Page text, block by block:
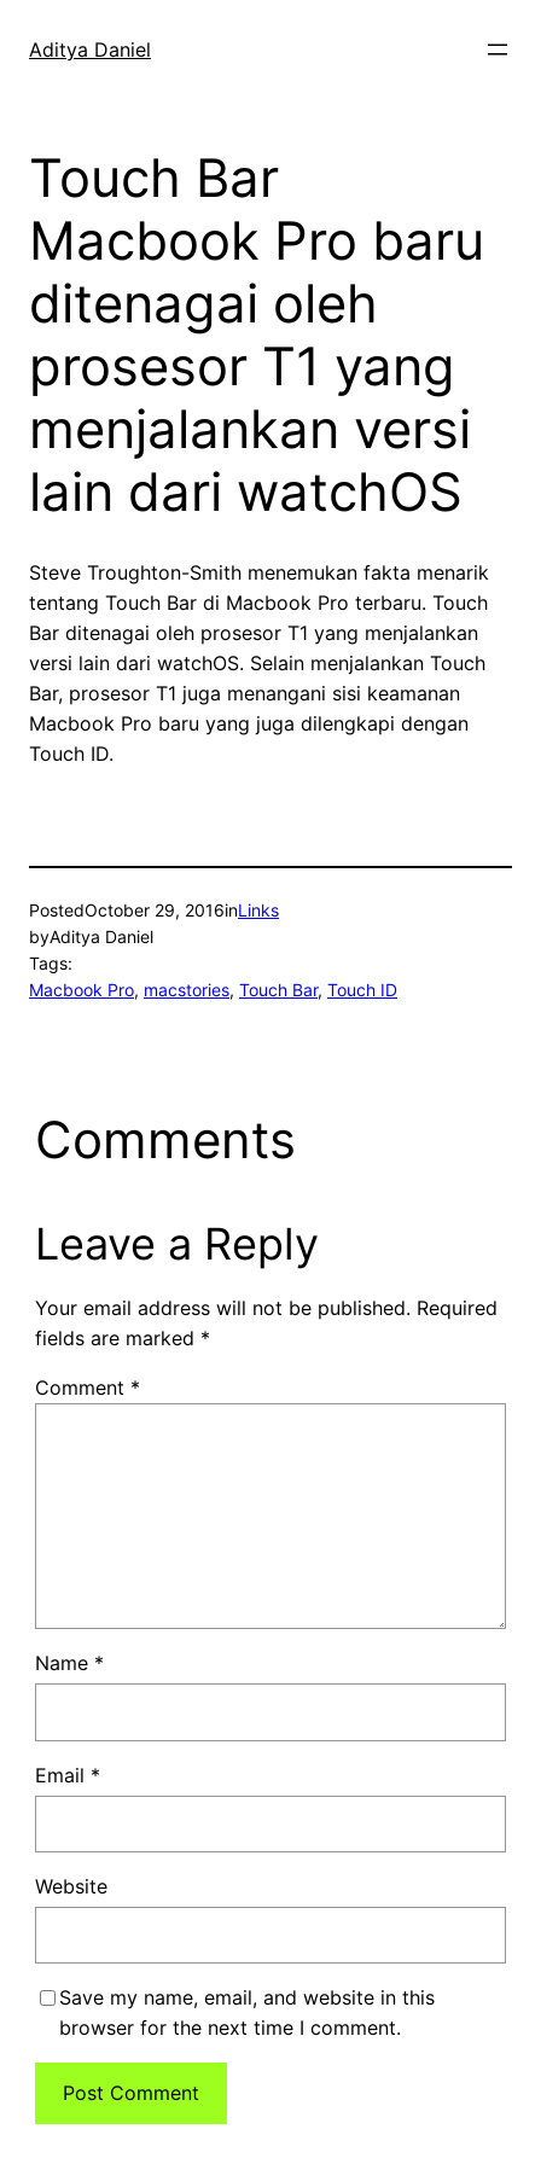
Aditya Daniel
Touch Bar
Macbook Pro baru
ditenagai oleh
prosesor T1 yang
menjalankan versi
lain dari watchOS
Steve Troughton-Smith menemukan fakta menarik
tentang Touch Bar di Macbook Pro terbaru. Touch
Bar ditenagai oleh prosesor T1 yang menjalankan
versi lain dari watchOS. Selain menjalankan Touch
Bar, prosesor T1 juga menangani sisi keamanan
Macbook Pro baru yang juga dilengkapi dengan
Touch ID.
PostedOctober 29, 2016inLinks
byAditya Daniel
Tags:
Macbook Pro, macstories, Touch Bar, Touch ID
Comments
Leave a Reply
Your email address will not be published. Required
fields are marked *
Comment *
Name *
Email *
Website
Save my name, email, and website in this
browser for the next time I comment.